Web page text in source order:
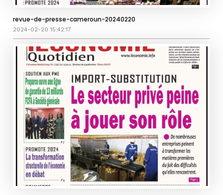
revue-de-presse-cameroun-20240220
2024-02-20 15:42:17